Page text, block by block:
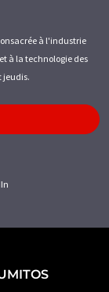
à l'industrie
à la technologie des
jeudis.